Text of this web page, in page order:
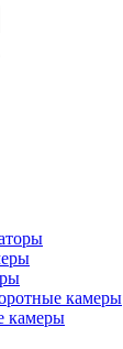
камеры
камеры